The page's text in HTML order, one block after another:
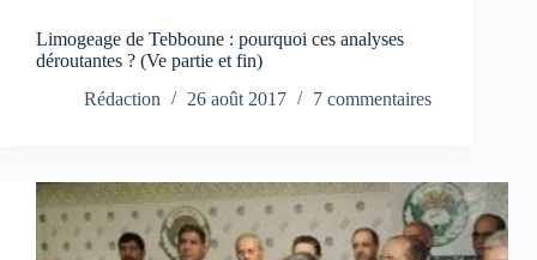
Limogeage de Tebboune : pourquoi ces analyses
déroutantes ? (Ve partie et fin)
Rédaction
26 août 2017 7 commentaires